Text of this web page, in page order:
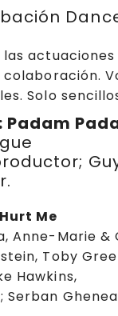
colaboración.
Solo
: Padam
Me
Anne-Marie &
Toby
Hawkins,
Serban